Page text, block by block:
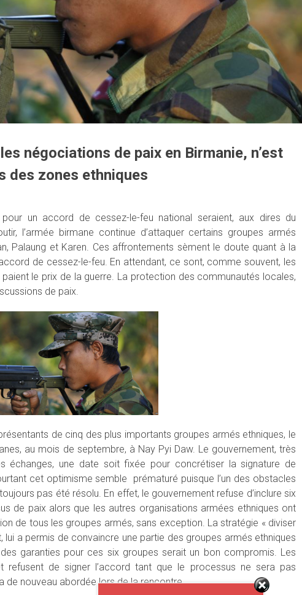
négociations de paix en Birmanie, n’est
des zones ethniques
un accord de cessez-le-feu national seraient, aux dires du
l’armée birmane continue d’attaquer certains groupes armés
Palaung et Karen. Ces affrontements sèment le doute quant à la
de cessez-le-feu. En attendant, ce sont, comme souvent, les
le prix de la guerre. La protection des communautés locales,
de paix.
de cinq des plus importants groupes armés ethniques, le
au mois de septembre, à Nay Pyi Daw. Le gouvernement, très
échanges, une date soit fixée pour concrétiser la signature de
cet optimisme semble prématuré puisque l’un des obstacles
pas été résolu. En effet, le gouvernement refuse d’inclure six
de paix alors que les autres organisations armées ethniques ont
de tous les groupes armés, sans exception. La stratégie « diviser
lui a permis de convaincre une partie des groupes armés ethniques
garanties pour ces six groupes serait un bon compromis. Les
refusent de signer l’accord tant que le processus ne sera pas
de nouveau abordée lors de la rencontre.